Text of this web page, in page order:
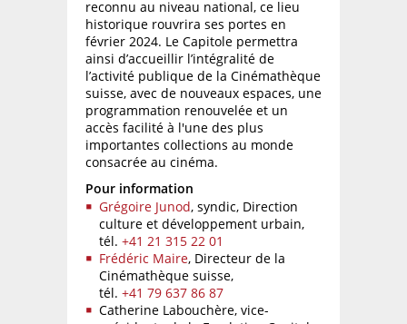
reconnu au niveau national, ce lieu
historique rouvrira ses portes en
février 2024. Le Capitole permettra
ainsi d’accueillir l’intégralité de
l’activité publique de la Cinémathèque
suisse, avec de nouveaux espaces, une
programmation renouvelée et un
accès facilité à l'une des plus
importantes collections au monde
consacrée au cinéma.
Pour information
Grégoire Junod, syndic, Direction
culture et développement urbain,
tél. +41 21 315 22 01
Frédéric Maire, Directeur de la
Cinémathèque suisse,
tél. +41 79 637 86 87
Catherine Labouchère, vice-